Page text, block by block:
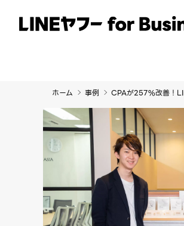
サービス 事例 イベン
ホーム 事例 CPAが257%改善！